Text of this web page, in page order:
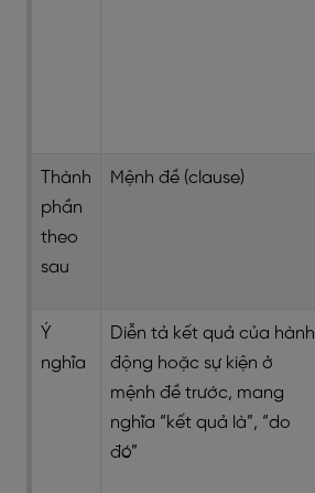
Thành
phần
theo
sau
Mệnh đề (clause)
Ý
nghĩa
Diễn tả kết quả của hành
động hoặc sự kiện ở
mệnh đề trước, mang
nghĩa “kết quả là”, “do
đó”